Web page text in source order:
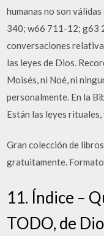
humanas no son
340; w66 711-12; g63
conversaciones
las leyes de Dios.
Moisés, ni Noé, ni
personalmente. En la
Están las leyes
Gran colección de
gratuitamente.
11. Índice –
TODO, de